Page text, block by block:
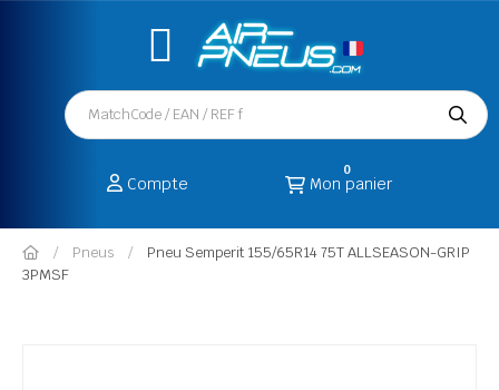
Compte Mon panier
0
Pneus
Pneu Semperit 155/65R14 75T ALLSEASON-GRIP
3PMSF